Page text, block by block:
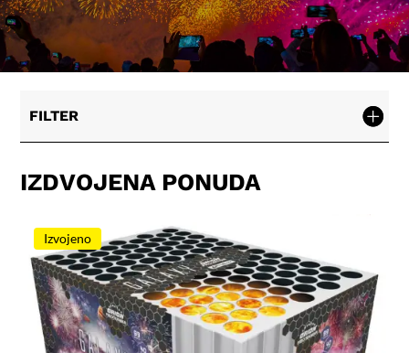
FILTER
IZDVOJENA PONUDA
Izvojeno